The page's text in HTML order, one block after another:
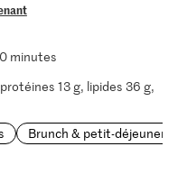
minutes
13 g, lipides 36 g,
Brunch & petit-déjeuner